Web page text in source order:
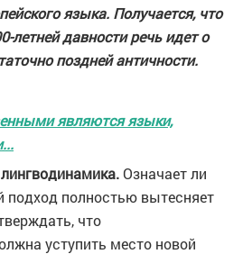
языка. Получается, что
летней давности речь идет о
поздней античности.
являются языки,
Означает ли
подход полностью вытесняет
что
уступить место новой